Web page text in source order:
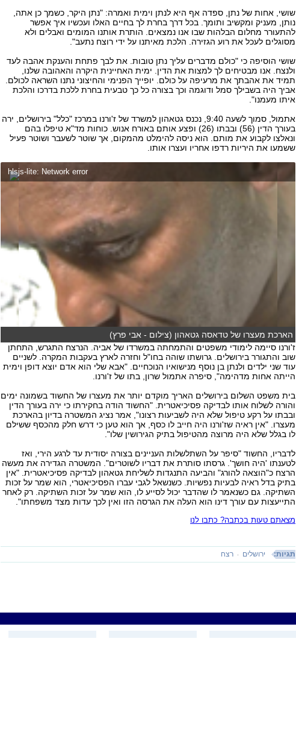
שושי, אחות של נתן, ספדה אף היא לנתן וימית ואמרה: "נתן היקר, כשמך כן אתה,
נותן, מעניק ומקשיב ותומך. בכל דרך בחרת לך בחיים האלו ועכשיו איך אפשר
להתעורר מחלום הבלהות שבו אנו נמצאים. הותרת אותנו המומים ואבלים ולא
מסוגלים לעכל את רוע הגזירה. הלכת מאיתנו על ידי רוצח נתעב".
שושי הוסיפה כי "כולם מדברים עליך נתן טובות. את לבך פתחת והענקת אהבה לעד
ולנצח. אנו מבטיחים לך למצות את הדין. ימית האחיינית היקרה והאהובה שלנו,
תמיד את אהבתך את מרעיפה על כולם. יופייך הפנימי והחיצוני נתנו השראה לכולם.
אביך היה בשבילך סמל ודוגמה וכך בצורה כל כך טבעית בחרת ללכת בדרכו והלכת
איתו מעמנו".
אתמול, סמוך לשעה 9:40, נכנס גטאהון למשרד של ז'ורנו במרכז "כלל" בירושלים, ירה
בעורך הדין (56) ובבתו (26) ופצע אותם באורח אנוש. כוחות מד"א טיפלו בהם
ונאלצו לקבוע את מותם. הוא ניסה להימלט מהמקום, אך שוטר לשעבר ושוטר פעיל
ששמעו את היריות רדפו אחריו ועצרו אותו.
hlsjs-lite: Network error
הארכת מעצרו של טדאסה גטאהון (צילום - אבי פרץ)
ז'ורנו סיימה לימודי משפטים והתמחתה במשרדו של אביה. הנרצח התגרש, התחתן
שוב והתגורר בירושלים. גרושתו שוהה בחו"ל וחזרה לארץ בעקבות המקרה. לשניים
עוד שני ילדים ולנתן בן נוסף מנישואיו הנוכחיים. "אבא שלי הוא אדם יוצא דופן וימית
הייתה אחות מדהימה", סיפרה אתמול שרון, בתו של ז'ורנו.
בית משפט השלום בירושלים האריך מוקדם יותר את מעצרו של החשוד בשמונה ימים
והורה לשלוח אותו לבדיקה פסיכיאטרית. "החשוד הודה בחקירתו כי ירה בעורך הדין
ובבתו על רקע טיפול שלא היה לשביעות רצונו", אמר נציג המשטרה בדיון בהארכת
מעצרו. "אין ראיה שז'ורנו היה חייב לו כסף, אך הוא טען כי דרש חלק מהכסף ששילם
לו בגלל שלא היה מרוצה מהטיפול בתיק הגירושין שלו".
לדבריו, החשוד "סיפר על השתלשלות העניינים בצורה יסודית עד לרגע הירי, ואז
לטענתו 'היה חושך'. גרסתו סותרת את דבריו לשוטרים". המשטרה הגדירה את מעשה
הרצח כ"הוצאה להורג" והביעה התנגדות לשליחת גטאהון לבדיקה פסיכיאטרית. "אין
בתיק בדל ראיה לבעיות נפשיות. כשנשאל לגבי עברו הפסיכיאטרי, הוא שמר על זכות
השתיקה. גם כשנאמר לו שהדבר יכול לסייע לו, הוא שמר על זכות השתיקה. רק לאחר
התייעצות עם עורך דינו הוא העלה את הגרסה הזו ואין לכך עדות מצד משפחתו".
מצאתם טעות בכתבה? כתבו לנו
תגיות: ירושלים רצח